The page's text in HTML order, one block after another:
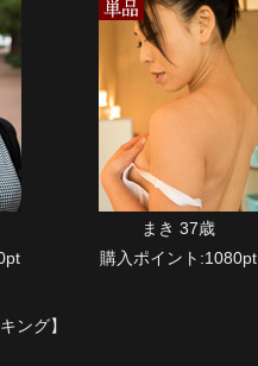
まき 37歳
購入ポイント:1080pt
ング】